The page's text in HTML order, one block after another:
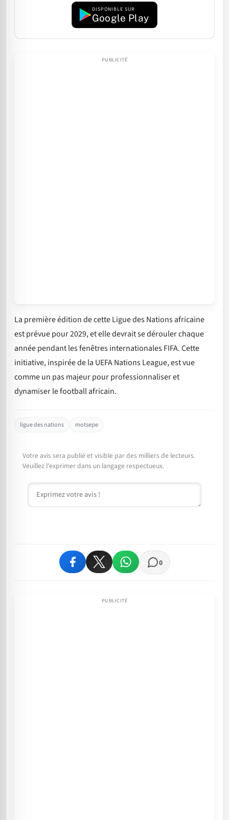
DISPONIBLE SUR
Google Play
La première édition de cette Ligue des Nations africaine
est prévue pour 2029, et elle devrait se dérouler chaque
année pendant les fenêtres internationales FIFA. Cette
initiative, inspirée de la UEFA Nations League, est vue
comme un pas majeur pour professionnaliser et
dynamiser le football africain.
ligue des nations motsepe
Votre avis sera publié et visible par des milliers de lecteurs.
Veuillez l'exprimer dans un langage respectueux.
Commentaire
0